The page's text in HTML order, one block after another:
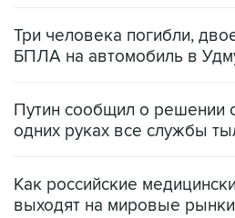
Три человека погибли,
БПЛА на автомобиль в
Путин сообщил о решении
одних руках все службы
Как российские
выходят на мировые рынки